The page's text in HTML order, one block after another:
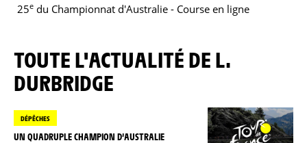
25e du Championnat d'Australie - Course en ligne
TOUTE L'ACTUALITÉ DE L.
DURBRIDGE
DÉPÊCHES
UN QUADRUPLE CHAMPION D’AUSTRALIE